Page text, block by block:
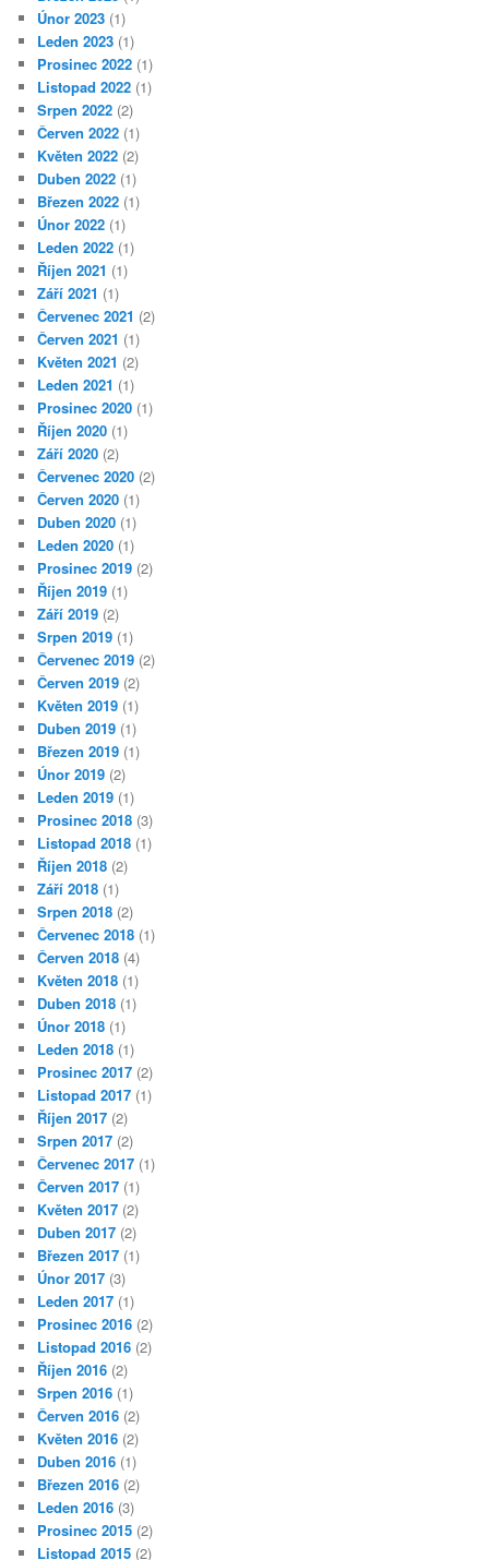
Únor 2023 (1)
Leden 2023 (1)
Prosinec 2022 (1)
Listopad 2022 (1)
Srpen 2022 (2)
Červen 2022 (1)
Květen 2022 (2)
Duben 2022 (1)
Březen 2022 (1)
Únor 2022 (1)
Leden 2022 (1)
Říjen 2021 (1)
Září 2021 (1)
Červenec 2021 (2)
Červen 2021 (1)
Květen 2021 (2)
Leden 2021 (1)
Prosinec 2020 (1)
Říjen 2020 (1)
Září 2020 (2)
Červenec 2020 (2)
Červen 2020 (1)
Duben 2020 (1)
Leden 2020 (1)
Prosinec 2019 (2)
Říjen 2019 (1)
Září 2019 (2)
Srpen 2019 (1)
Červenec 2019 (2)
Červen 2019 (2)
Květen 2019 (1)
Duben 2019 (1)
Březen 2019 (1)
Únor 2019 (2)
Leden 2019 (1)
Prosinec 2018 (3)
Listopad 2018 (1)
Říjen 2018 (2)
Září 2018 (1)
Srpen 2018 (2)
Červenec 2018 (1)
Červen 2018 (4)
Květen 2018 (1)
Duben 2018 (1)
Únor 2018 (1)
Leden 2018 (1)
Prosinec 2017 (2)
Listopad 2017 (1)
Říjen 2017 (2)
Srpen 2017 (2)
Červenec 2017 (1)
Červen 2017 (1)
Květen 2017 (2)
Duben 2017 (2)
Březen 2017 (1)
Únor 2017 (3)
Leden 2017 (1)
Prosinec 2016 (2)
Listopad 2016 (2)
Říjen 2016 (2)
Srpen 2016 (1)
Červen 2016 (2)
Květen 2016 (2)
Duben 2016 (1)
Březen 2016 (2)
Leden 2016 (3)
Prosinec 2015 (2)
Listopad 2015 (2)